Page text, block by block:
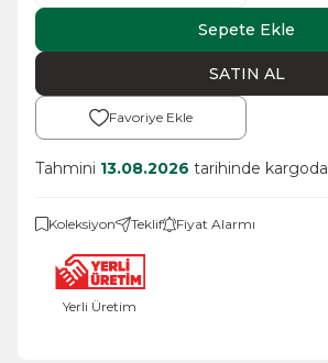
Sepete Ekle
SATIN AL
Favoriye Ekle
Tahmini 13.08.2026 tarihinde kargoda
Koleksiyon Teklif Fiyat Alarmı
Yerli Üretim